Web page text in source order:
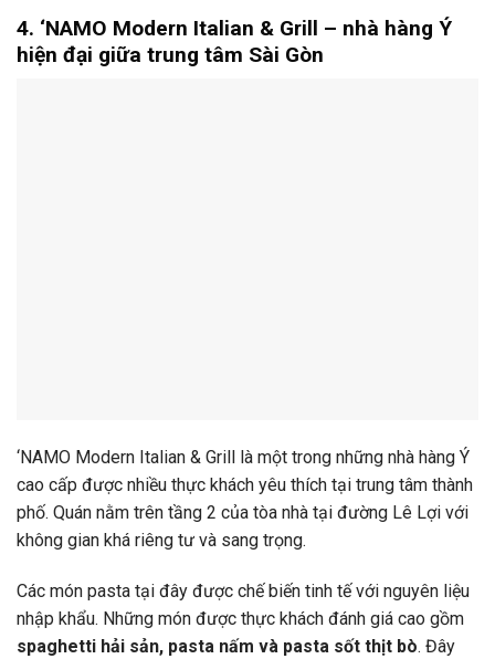
4. ‘NAMO Modern Italian & Grill – nhà hàng Ý
hiện đại giữa trung tâm Sài Gòn
‘NAMO Modern Italian & Grill là một trong những nhà hàng Ý
cao cấp được nhiều thực khách yêu thích tại trung tâm thành
phố. Quán nằm trên tầng 2 của tòa nhà tại đường Lê Lợi với
không gian khá riêng tư và sang trọng.
Các món pasta tại đây được chếbiến tinh tếvới nguyên liệu
nhập khẩu. Những món được thực khách đánh giá cao gồm
spaghetti hải sản, pasta nấm và pasta sốt thịt bò. Đây